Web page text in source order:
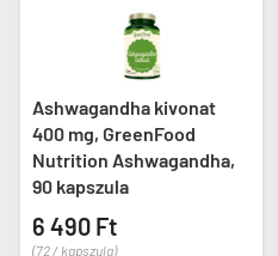
Ashwagandha kivonat
400 mg, GreenFood
Nutrition Ashwagandha,
90 kapszula
6 490 Ft
(72 / kapszula)